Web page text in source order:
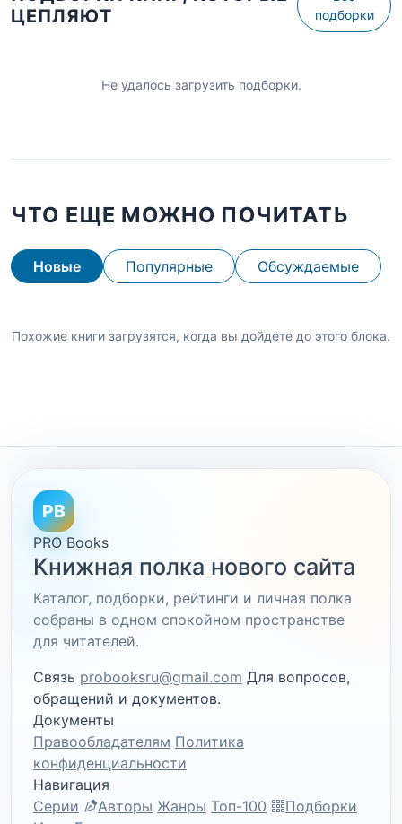
ЦЕПЛЯЮТ
подборки
Не удалось загрузить подборки.
ЧТО ЕЩЕ МОЖНО ПОЧИТАТЬ
Новые Популярные Обсуждаемые
Похожие книги загрузятся, когда вы дойдете до этого блока.
PB
PRO Books
Книжная полка нового сайта
Каталог, подборки, рейтинги и личная полка
собраны в одном спокойном пространстве
для читателей.
Связь probooksru@gmail.com Для вопросов,
обращений и документов.
Документы
Правообладателям Политика
конфиденциальности
Навигация
Серии
Авторы Жанры Топ-100
Подборки